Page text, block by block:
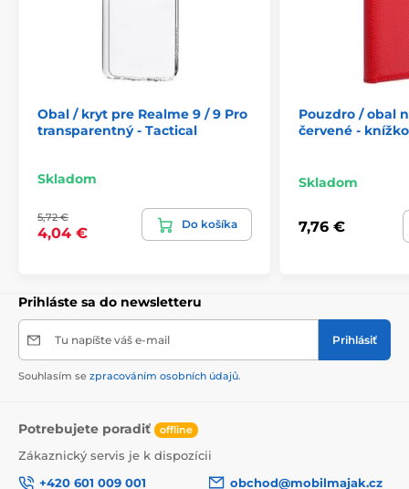
Obal / kryt pre Realme 9 / 9 Pro
transparentný - Tactical
Skladom
5,72 €
4,04 €
Do košíka
Pouzdro / obal
červené -
Skladom
7,76 €
Prihláste sa do newsletteru
Tu napíšte váš e-mail Prihlásiť
Souhlasím se zpracováním osobních údajů.
Potrebujete poradiť offline
Zákaznický servis je k dispozícii
+420 601 009 001
obchod@mobilmajak.cz